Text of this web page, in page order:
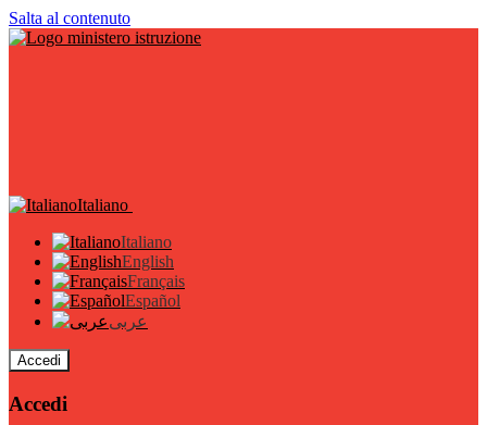
Salta al contenuto
Italiano
Italiano
English
Français
Español
عربى
Accedi
Accedi